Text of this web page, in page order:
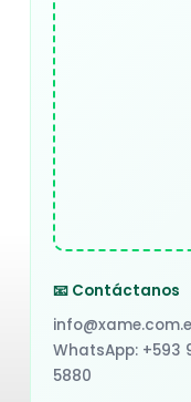
📧 Contáctanos
WhatsApp: +593
5880